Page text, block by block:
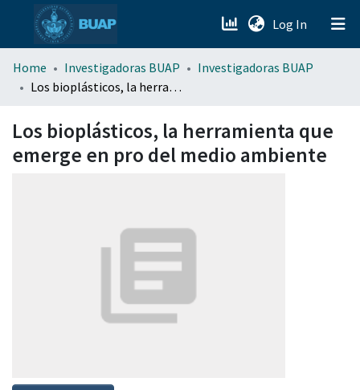
Log In (current)
menu.section.about_menu
Home Investigadoras BUAP
Investigadoras BUAP
Los bioplásticos, la herramienta que emerge en pro del medio ambiente
Los bioplásticos, la herramienta que
emerge en pro del medio ambiente